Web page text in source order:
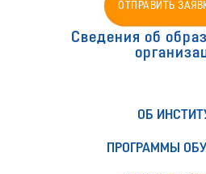
ОТПРАВИТЬ
Сведения об
ОБ
ПРОГРАММЫ